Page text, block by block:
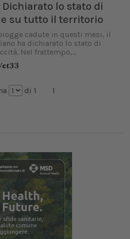
lo stato di
su tutto il territorio
cadute in questi mesi, il
ha dichiarato lo stato di
Nel frattempo,...
di 1 1